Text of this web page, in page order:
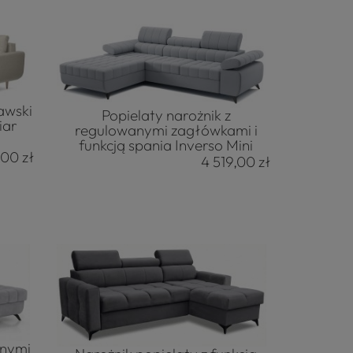
zł
Popielaty narożnik z
regulowanymi zagłówkami i
funkcją spania Inverso Mini
4 519,00 zł